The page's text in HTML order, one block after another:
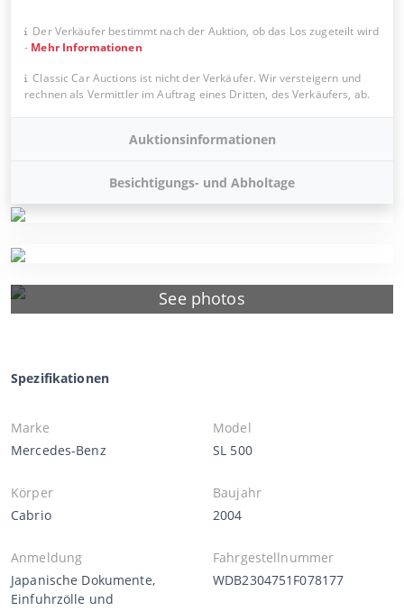
See photos
Der Verkäufer bestimmt nach der Auktion, ob das Los zugeteilt wird
- Mehr Informationen
Classic Car Auctions ist nicht der Verkäufer. Wir versteigern und
rechnen als Vermittler im Auftrag eines Dritten, des Verkäufers, ab.
Auktionsinformationen
Besichtigungs- und Abholtage
Spezifikationen
Marke
Mercedes-Benz
Model
SL 500
Körper
Cabrio
Baujahr
2004
Anmeldung
Japanische Dokumente,
Einfuhrzölle und
Fahrgestellnummer
WDB2304751F078177